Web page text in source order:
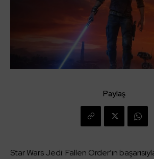
Paylaş
Star Wars Jedi: Fallen Order’ın